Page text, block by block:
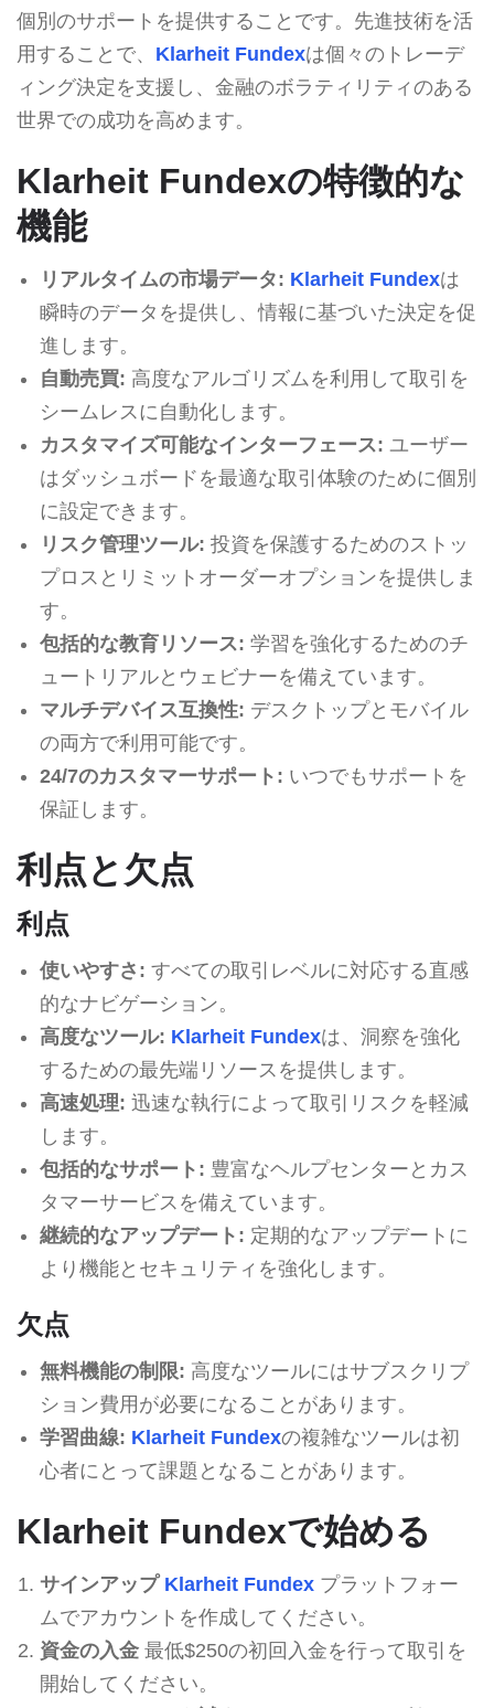
個別のサポートを提供することです。先進技術を活
用することで、 Klarheit Fundexは個々のトレーデ
ィング決定を支援し、金融のボラティリティのある
世界での成功を高めます。
Klarheit Fundexの特徴的な
機能
リアルタイムの市場データ: Klarheit Fundexは
瞬時のデータを提供し、情報に基づいた決定を促
進します。
自動売買: 高度なアルゴリズムを利用して取引を
シームレスに自動化します。
カスタマイズ可能なインターフェース: ユーザー
はダッシュボードを最適な取引体験のために個別
に設定できます。
リスク管理ツール: 投資を保護するためのストッ
プロスとリミットオーダーオプションを提供しま
す。
包括的な教育リソース: 学習を強化するためのチ
ュートリアルとウェビナーを備えています。
マルチデバイス互換性: デスクトップとモバイル
の両方で利用可能です。
24/7のカスタマーサポート: いつでもサポートを
保証します。
利点と欠点
利点
使いやすさ: すべての取引レベルに対応する直感
的なナビゲーション。
高度なツール: Klarheit Fundexは、洞察を強化
するための最先端リソースを提供します。
高速処理: 迅速な執行によって取引リスクを軽減
します。
包括的なサポート: 豊富なヘルプセンターとカス
タマーサービスを備えています。
継続的なアップデート: 定期的なアップデートに
より機能とセキュリティを強化します。
欠点
無料機能の制限: 高度なツールにはサブスクリプ
ション費用が必要になることがあります。
学習曲線: Klarheit Fundexの複雑なツールは初
心者にとって課題となることがあります。
Klarheit Fundexで始める
サインアップ Klarheit Fundexプラットフォー
ムでアカウントを作成してください。
資金の入金最低$250の初回入金を行って取引を
開始してください。